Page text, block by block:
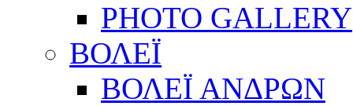
PHOTO GALLERY
ΒΟΛΕΪ
ΒΟΛΕΪ ΑΝΔΡΩΝ